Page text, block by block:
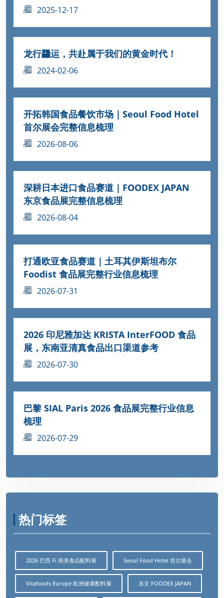
2025-12-17
龙行龘运，共赴属于我们的黄金时代！
2024-02-06
开拓韩国食品餐饮市场｜Seoul Food Hotel
首尔展会完整信息梳理
2026-08-06
深耕日本进口食品赛道｜FOODEX JAPAN
东京食品展完整信息梳理
2026-08-04
打通欧亚食品赛道｜土耳其伊斯坦布尔
Foodist 食品展完整行业信息梳理
2026-07-31
2026 印尼雅加达 KRISTA InterFOOD 食品
展，东南亚清真食品出口渠道参考
2026-07-30
巴黎 SIAL Paris 2026 食品展完整行业信息
梳理
2026-07-29
热门标签
2026 巴西 Fi 南美食品配料展 Seoul Food Hotel 首尔展会
Vitafoods Europe 欧洲健康配料展 东京 FOODEX JAPAN